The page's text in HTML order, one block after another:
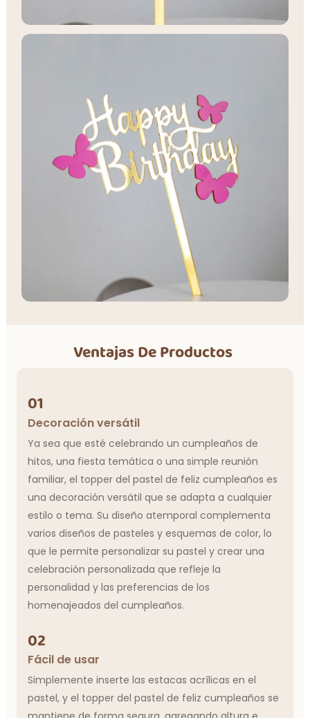
Ventajas De Productos
01
Decoración versátil
Ya sea que esté celebrando un cumpleaños de
hitos, una fiesta temática o una simple reunión
familiar, el topper del pastel de feliz cumpleaños es
una decoración versátil que se adapta a cualquier
estilo o tema. Su diseño atemporal complementa
varios diseños de pasteles y esquemas de color, lo
que le permite personalizar su pastel y crear una
celebración personalizada que refleje la
personalidad y las preferencias de los
homenajeados del cumpleaños.
02
Fácil de usar
Simplemente inserte las estacas acrílicas en el
pastel, y el topper del pastel de feliz cumpleaños se